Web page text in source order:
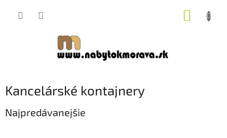
Kancelárské kontajnery
Najpredávanejšie